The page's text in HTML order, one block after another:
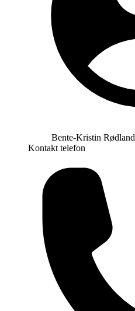
Bente-Kristin Rødland
Kontakt telefon